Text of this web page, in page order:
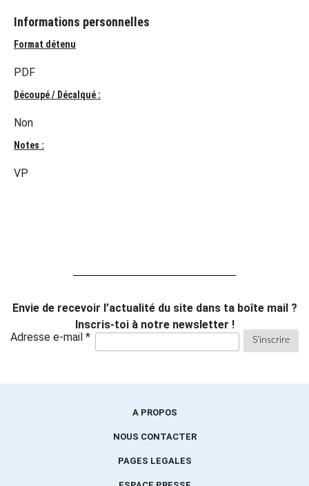
Informations personnelles
Format détenu
PDF
Découpé / Décalqué :
Non
Notes :
VP
Envie de recevoir l’actualité du site dans ta boîte mail ?
Inscris-toi à notre newsletter !
Adresse e-mail *
A PROPOS
NOUS CONTACTER
PAGES LEGALES